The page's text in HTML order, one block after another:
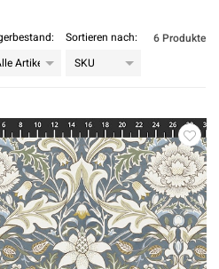
6 Produkte
Sortieren nach: